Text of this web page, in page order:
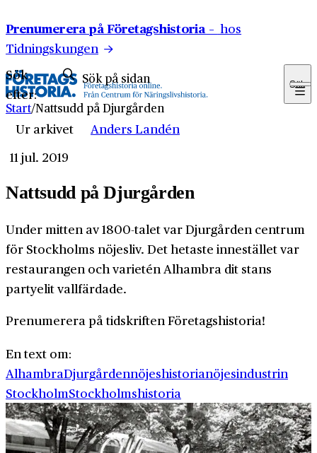
Prenumerera på Företagshistoria – hos
Tidningskungen
Sök
efter:
Sök
Start/Nattsudd på Djurgården
Ur arkivet
Anders Landén
11 jul. 2019
Nattsudd på Djurgården
Under mitten av 1800-talet var Djurgården centrum
för Stockholms nöjesliv. Det hetaste innestället var
restaurangen och varietén Alhambra dit stans
partyelit vallfärdade.
Prenumerera på tidskriften Företagshistoria!
En text om:
AlhambraDjurgårdennöjeshistorianöjesindustrin
StockholmStockholmshistoria